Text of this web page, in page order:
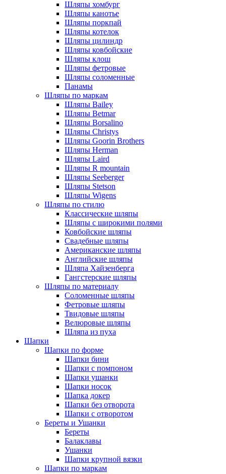
Шляпы хомбург
Шляпы канотье
Шляпы поркпай
Шляпы котелок
Шляпы цилиндр
Шляпы ковбойские
Шляпы клош
Шляпы фетровые
Шляпы соломенные
Панамы
Шляпы по маркам
Шляпы Bailey
Шляпы Betmar
Шляпы Borsalino
Шляпы Christys
Шляпы Goorin Brothers
Шляпы Herman
Шляпы Laird
Шляпы R mountain
Шляпы Seeberger
Шляпы Stetson
Шляпы Wigens
Шляпы по стилю
Классические шляпы
Шляпы с широкими полями
Ковбойские шляпы
Свадебные шляпы
Американские шляпы
Английские шляпы
Шляпа Хайзенберга
Гангстерские шляпы
Шляпы по материалу
Соломенные шляпы
Фетровые шляпы
Твидовые шляпы
Велюровые шляпы
Шляпа из пуха
Шапки
Шапки по форме
Шапки бини
Шапки с помпоном
Шапки ушанки
Шапки носок
Шапка докер
Шапки без отворота
Шапки с отворотом
Береты и Ушанки
Береты
Балаклавы
Ушанки
Шапки крупной вязки
Шапки по маркам